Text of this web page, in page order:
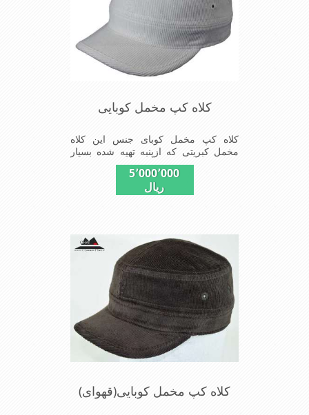
کلاه کپ مخمل کوبایی
کلاه کپ مخمل کوبای جنس این کلاه
مخمل کبریتی که ازپنبه تهیه شده بسیار
سبک و خوش فرم که بر روی سر به طور
کامل می نشیند5٬000٬000
ریال
کلاه کپ مخمل کوبایی(قهوای)